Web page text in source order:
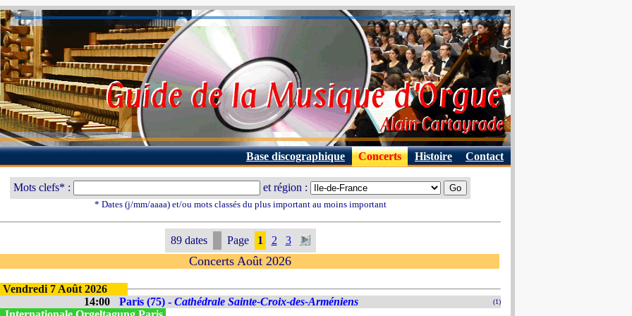
Base discographique Concerts Histoire Contact
Mots clefs* : et région :
* Dates (j/mm/aaaa) et/ou mots classés du plus important au moins important
89 dates Page 1 2 3
Concerts Août 2026
Vendredi 7 Août 2026
14:00
Paris (75) - Cathédrale Sainte-Croix-des-Arméniens (1)